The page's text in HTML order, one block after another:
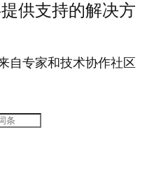
供支持的解决方
自专家和技术协作社区